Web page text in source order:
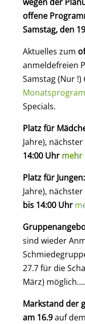
wegen der
offene
Samstag, den
Aktuelles zum
anmeldefreien
Samstag (Nur !)
Specials.
Platz für
Jahre),
14:00 Uhr mehr
Platz für Jungen:
Jahre),
bis 14:00 Uhr
sind wieder
27.7 für die
März)
Markstand der
am 16.9auf